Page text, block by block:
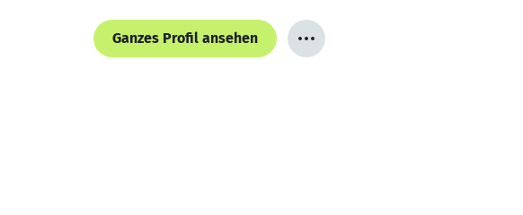
Ganzes Profil ansehen